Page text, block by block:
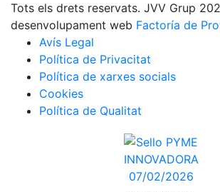
Tots els drets reservats. JVV Grup
desenvolupament web Factoría de
Avís Legal
Política de Privacitat
Política de xarxes socials
Cookies
Política de Qualitat